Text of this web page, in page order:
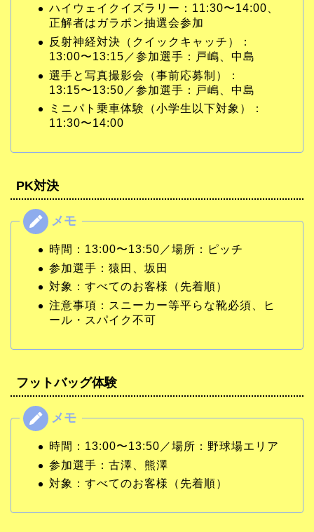
ハイウェイクイズラリー：11:30〜14:00、
正解者はガラポン抽選会参加
反射神経対決（クイックキャッチ）：
13:00〜13:15／参加選手：戸嶋、中島
選手と写真撮影会（事前応募制）：
13:15〜13:50／参加選手：戸嶋、中島
ミニパト乗車体験（小学生以下対象）：
11:30〜14:00
PK対決
時間：13:00〜13:50／場所：ピッチ
参加選手：猿田、坂田
対象：すべてのお客様（先着順）
注意事項：スニーカー等平らな靴必須、ヒ
ール・スパイク不可
フットバッグ体験
時間：13:00〜13:50／場所：野球場エリア
参加選手：古澤、熊澤
対象：すべてのお客様（先着順）